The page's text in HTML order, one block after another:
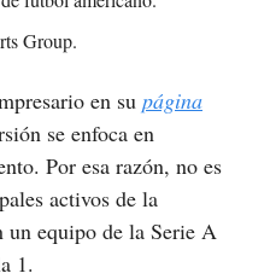
Group.
en su página
se enfoca en
Por esa razón, no es
activos de la
un equipo de la Serie A
1.